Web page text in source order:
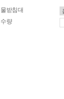
물받침대
수량